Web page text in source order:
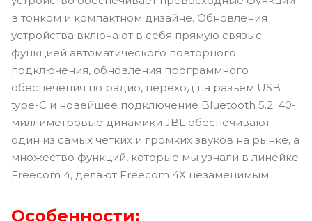
в тонком и компактном дизайне. Обновления
устройства включают в себя прямую связь с
функцией автоматического повторного
подключения, обновления программного
обеспечения по радио, переход на разъем USB
type-C и новейшее подключение Bluetooth 5.2. 40-
миллиметровые динамики JBL обеспечивают
один из самых четких и громких звуков на рынке, а
множество функций, которые мы узнали в линейке
Freecom 4, делают Freecom 4X незаменимым.
Особенности: